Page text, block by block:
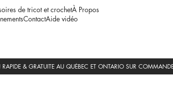
de tricot et crochetÀ Propos
ContactAide vidéo